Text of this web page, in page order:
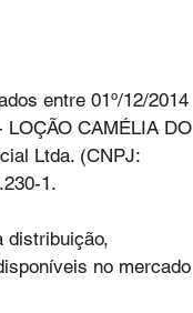
entre 01º/12/2014
LOÇÃO CAMÉLIA DO
Ltda. (CNPJ:
1.
distribuição,
no mercado